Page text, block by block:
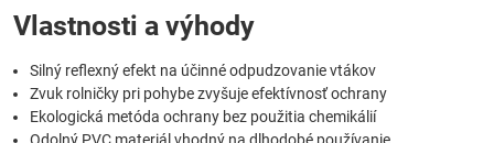
Vlastnosti a výhody
Silný reflexný efekt na účinné odpudzovanie vtákov
Zvuk rolničky pri pohybe zvyšuje efektívnosť ochrany
Ekologická metóda ochrany bez použitia chemikálií